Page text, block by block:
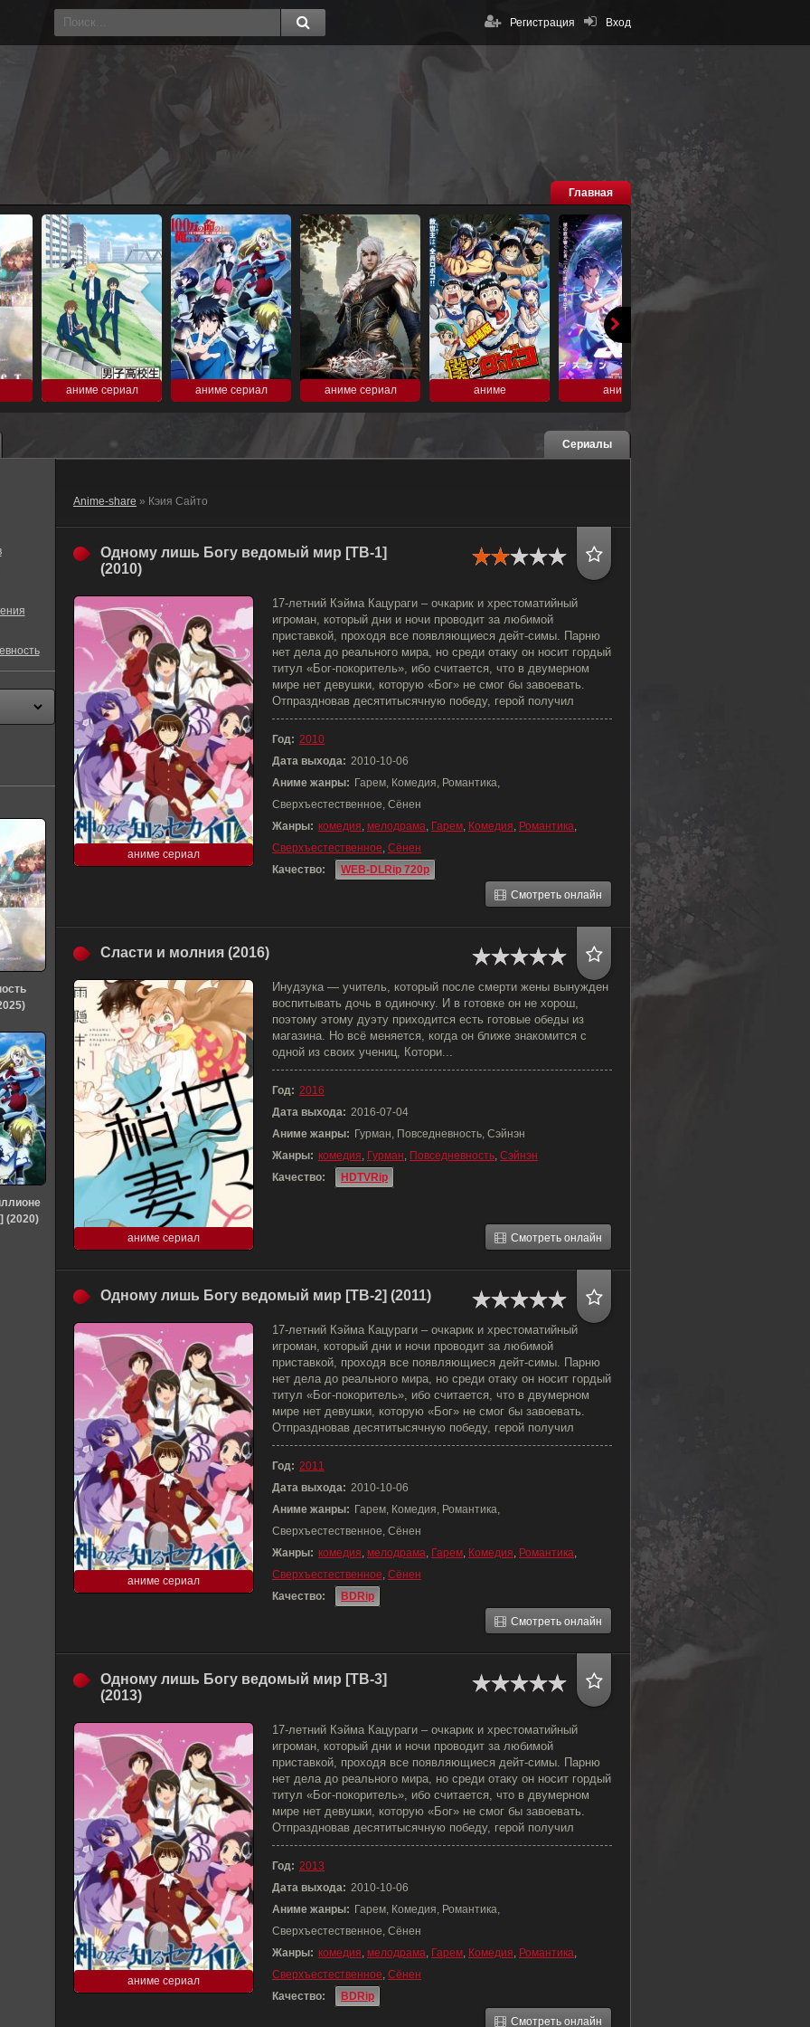
Вход
Регистрация
Главная
аниме сериал аниме сериал аниме сериал аниме аниме
Сериалы
Anime-share » Кэия Сайто
Одному лишь Богу ведомый мир [ТВ-1]
(2010)
аниме сериал
17-летний Кэйма Кацураги – очкарик и хрестоматийный
игроман, который дни и ночи проводит за любимой
приставкой, проходя все появляющиеся дейт-симы. Парню
нет дела до реального мира, но среди отаку он носит гордый
титул «Бог-покоритель», ибо считается, что в двумерном
мире нет девушки, которую «Бог» не смог бы завоевать.
Отпраздновав десятитысячную победу, герой получил
Год: 2010
Дата выхода: 2010-10-06
Аниме жанры: Гарем, Комедия, Романтика,
Сверхъестественное, Сёнен
Жанры: комедия, мелодрама, Гарем, Комедия, Романтика,
Сверхъестественное, Сёнен
Качество:
WEB-DLRip 720p
Смотреть онлайн
Сласти и молния (2016)
аниме сериал
Инудзука — учитель, который после смерти жены вынужден
воспитывать дочь в одиночку. И в готовке он не хорош,
поэтому этому дуэту приходится есть готовые обеды из
магазина. Но всё меняется, когда он ближе знакомится с
одной из своих учениц, Котори...
Год: 2016
Дата выхода: 2016-07-04
Аниме жанры: Гурман, Повседневность, Сэйнэн
Жанры: комедия, Гурман, Повседневность, Сэйнэн
Качество:
HDTVRip
Смотреть онлайн
Одному лишь Богу ведомый мир [ТВ-2] (2011)
аниме сериал
17-летний Кэйма Кацураги – очкарик и хрестоматийный
игроман, который дни и ночи проводит за любимой
приставкой, проходя все появляющиеся дейт-симы. Парню
нет дела до реального мира, но среди отаку он носит гордый
титул «Бог-покоритель», ибо считается, что в двумерном
мире нет девушки, которую «Бог» не смог бы завоевать.
Отпраздновав десятитысячную победу, герой получил
Год: 2011
Дата выхода: 2010-10-06
Аниме жанры: Гарем, Комедия, Романтика,
Сверхъестественное, Сёнен
Жанры: комедия, мелодрама, Гарем, Комедия, Романтика,
Сверхъестественное, Сёнен
Качество:
BDRip
Смотреть онлайн
Одному лишь Богу ведомый мир [ТВ-3]
(2013)
аниме сериал
17-летний Кэйма Кацураги – очкарик и хрестоматийный
игроман, который дни и ночи проводит за любимой
приставкой, проходя все появляющиеся дейт-симы. Парню
нет дела до реального мира, но среди отаку он носит гордый
титул «Бог-покоритель», ибо считается, что в двумерном
мире нет девушки, которую «Бог» не смог бы завоевать.
Отпраздновав десятитысячную победу, герой получил
Год: 2013
Дата выхода: 2010-10-06
Аниме жанры: Гарем, Комедия, Романтика,
Сверхъестественное, Сёнен
Жанры: комедия, мелодрама, Гарем, Комедия, Романтика,
Сверхъестественное, Сёнен
Качество:
BDRip
Смотреть онлайн
(2020)